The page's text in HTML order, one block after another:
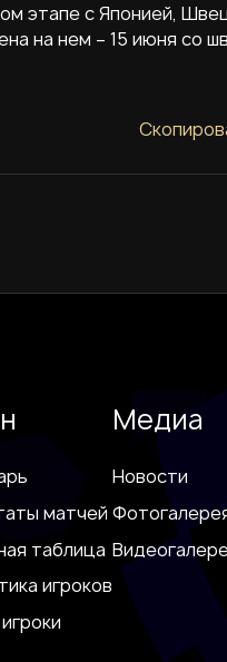
этапе с Японией,
на нем – 15 июня со
матчей
таблица
игроков
Медиа
Новости